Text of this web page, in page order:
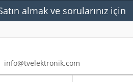
info@tvelektronik.com
almak ve sorularınız için